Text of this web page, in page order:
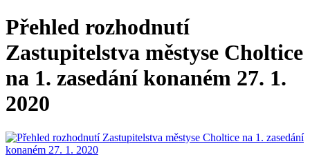
Přehled rozhodnutí
Zastupitelstva městyse Choltice
na 1. zasedání konaném 27. 1.
2020